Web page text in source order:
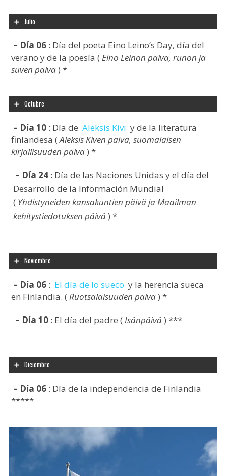
Julio
– Día 06 : Día del poeta Eino Leino’s Day, día del
verano y de la poesía (Eino Leinon päivä, runon ja
suven päivä) *
Octubre
– Día 10 : Día de Aleksis Kivi y de la literatura
finlandesa (Aleksis Kiven päivä, suomalaisen
kirjallisuuden päivä) *
– Día 24 : Día de las Naciones Unidas y el día del
Desarrollo de la Información Mundial
( Yhdistyneiden kansakuntien päivä ja Maailman
kehitystiedotuksen päivä) *
Noviembre
– Día 06 : El día de lo sueco y la herencia sueca
en Finlandia. (Ruotsalaisuuden päivä) *
– Día 10 : El día del padre (Isänpäivä) ***
Diciembre
– Día 06 : Día de la independencia de Finlandia
*****